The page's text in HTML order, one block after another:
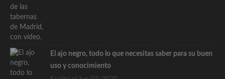
El ajo negro, todo lo que necesitas saber para su buen
uso y conocimiento